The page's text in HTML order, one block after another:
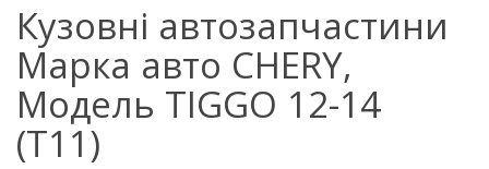
Кузовні автозапчастини
Марка авто CHERY,
Модель TIGGO 12-14
(T11)